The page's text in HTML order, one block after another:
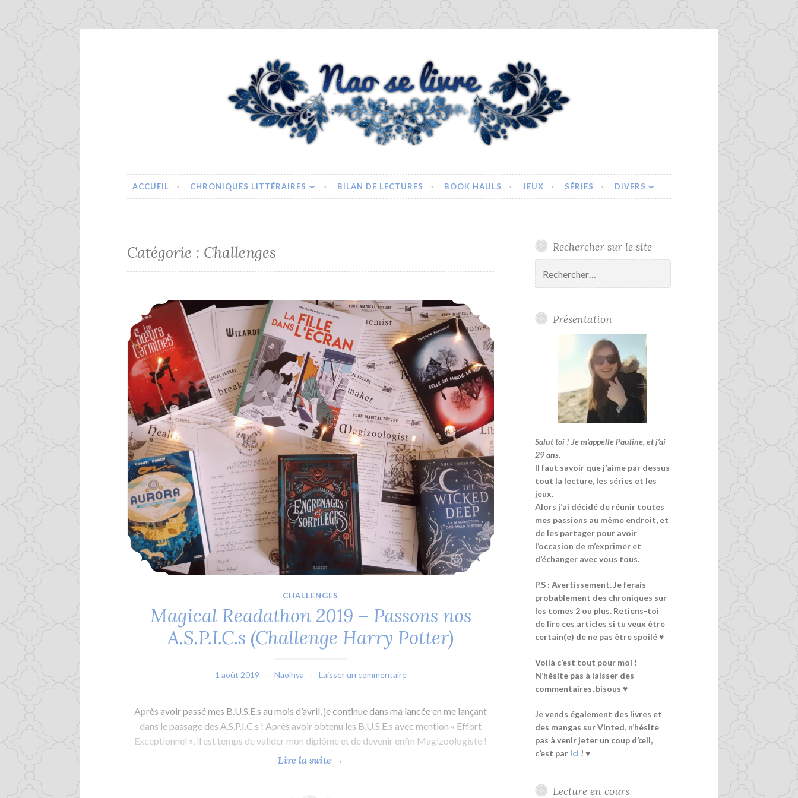
Nao se Livre – Blog Littéraire
ACCUEIL CHRONIQUES LITTÉRAIRES BILAN DE LECTURES BOOK HAULS JEUX SÉRIES DIVERS
Catégorie : Challenges
Magical Readathon 2019 – Passons nos A.S.P.I.C.s (Challenge Harry Potter)
CHALLENGES
Magical Readathon 2019 – Passons nos
A.S.P.I.C.s (Challenge Harry Potter)
1 août 2019 Naolhya Laisser un commentaire
Après avoir passé mes B.U.S.E.s au mois d’avril, je continue dans ma lancée en me lançant
dans le passage des A.S.P.I.C.s ! Après avoir obtenu les B.U.S.E.s avec mention « Effort
Exceptionnel », il est temps de valider mon diplôme et de devenir enfin Magizoologiste !
Lire la suite «→
Rechercher sur le site
Présentation
Salut toi ! Je m’appelle Pauline, et j’ai
29 ans.
Il faut savoir que j’aime par dessus
tout la lecture, les séries et les
jeux.
Alors j’ai décidé de réunir toutes
mes passions au même endroit, et
de les partager pour avoir
l’occasion de m’exprimer et
d’échanger avec vous tous.
P.S : Avertissement. Je ferais
probablement des chroniques sur
les tomes 2 ou plus. Retiens-toi
de lire ces articles si tu veux être
certain(e) de ne pas être spoilé ♥
Voilà c’est tout pour moi !
N’hésite pas à laisser des
commentaires, bisous ♥
Je vends également des livres et
des mangas sur Vinted, n’hésite
pas à venir jeter un coup d’œil,
c’est par ici ! ♥
Lecture en cours